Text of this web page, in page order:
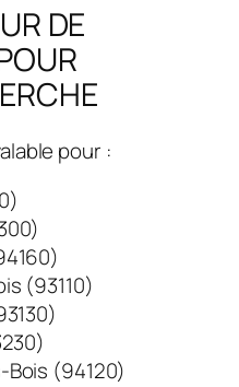
DE
pour :
(93110)
(94120)